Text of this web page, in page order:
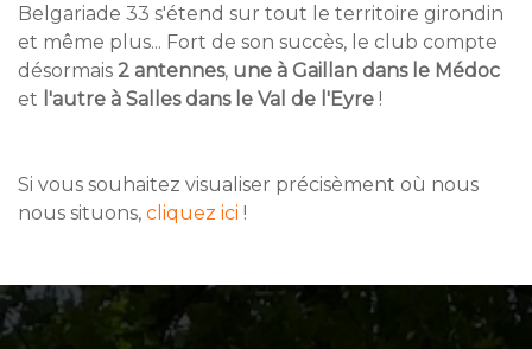
Belgariade 33 s'étend sur tout le territoire girondin
et même plus... Fort de son succès, le club compte
désormais 2 antennes, une à Gaillan dans le Médoc
et l'autre à Salles dans le Val de l'Eyre !
Si vous souhaitez visualiser précisèment où nous
nous situons, cliquez ici !